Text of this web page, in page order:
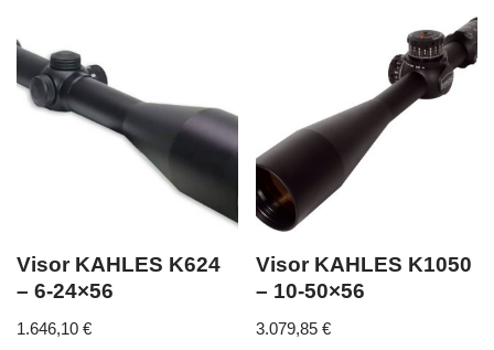
Visor KAHLES K624
– 6-24×56
1.646,10 €
Visor KAHLES K1050
– 10-50×56
3.079,85€